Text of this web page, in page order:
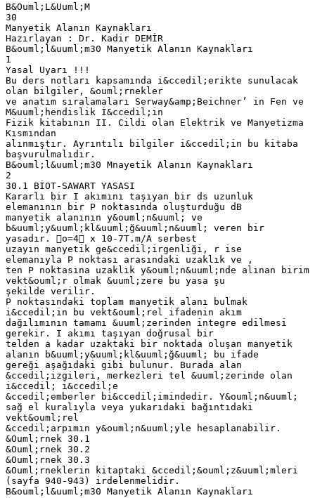
B&Ouml;L&Uuml;M
30
Manyetik Alanın Kaynakları
Hazırlayan : Dr. Kadir DEMİR
B&ouml;l&uuml;m30 Manyetik Alanın Kaynakları
1
Yasal Uyarı !!!
Bu ders notları kapsamında i&ccedil;erikte sunulacak
olan bilgiler, &ouml;rnekler
ve anatım sıralamaları Serway&amp;Beichner’ in Fen ve
M&uuml;hendislik İ&ccedil;in
Fizik kitabının II. Cildi olan Elektrik ve Manyetizma
Kısmından
alınmıştır. Ayrıntılı bilgiler i&ccedil;in bu kitaba
başvurulmalıdır.
B&ouml;l&uuml;m30 Mnayetik Alanın Kaynakları
2
30.1 BİOT-SAWART YASASI
Kararlı bir I akımını taşıyan bir ds uzunluk
elemanının bir P noktasında oluşturduğu dB
manyetik alanının y&ouml;n&uuml; ve
b&uuml;y&uuml;kl&uuml;ğ&uuml;n&uuml; veren bir
yasadır. o=4 x 10-7T.m/A serbest
uzayın manyetik ge&ccedil;irgenliği, r ise
elemanıyla P noktası arasındaki uzaklık ve ,
ten P noktasına uzaklık y&ouml;n&uuml;nde alınan birim
vekt&ouml;r olmak &uuml;zere bu yasa şu
şekilde verilir.
P noktasındaki toplam manyetik alanı bulmak
i&ccedil;in bu vekt&ouml;rel ifadenin akım
dağılımının tamamı &uuml;zerinden integre edilmesi
gerekir. I akımı taşıyan doğrusal bir
telden a kadar uzaktaki bir noktada oluşan manyetik
alanın b&uuml;y&uuml;kl&uuml;ğ&uuml; bu ifade
gereği aşağıdaki gibi bulunur. Burada alan
&ccedil;izgileri, merkezleri tel &uuml;zerinde olan
i&ccedil; i&ccedil;e
&ccedil;emberler bi&ccedil;imindedir. Y&ouml;n&uuml;
sağ el kuralıyla veya yukarıdaki bağıntıdaki
vekt&ouml;rel
&ccedil;arpımın y&ouml;n&uuml;yle hesaplanabilir.
&Ouml;rnek 30.1
&Ouml;rnek 30.2
&Ouml;rnek 30.3
&Ouml;rneklerin kitaptaki &ccedil;&ouml;z&uuml;mleri
(sayfa 940-943) irdelenmelidir.
B&ouml;l&uuml;m30 Manyetik Alanın Kaynakları